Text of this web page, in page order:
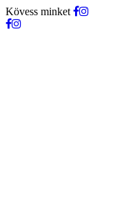
Kövess minket